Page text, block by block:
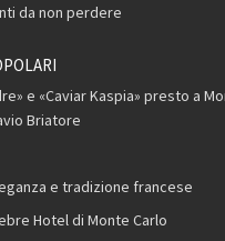
da non perdere
e «Caviar Kaspia» presto a
Briatore
e tradizione francese
Hotel di Monte Carlo